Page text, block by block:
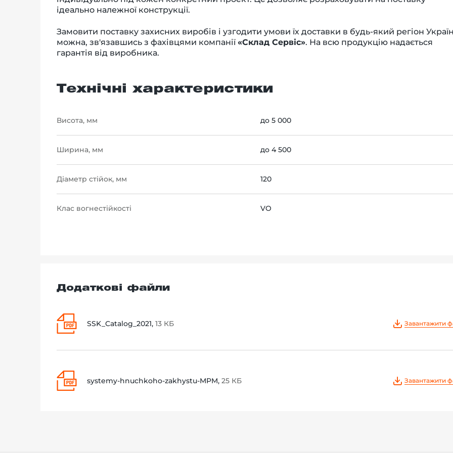
ідеально належної конструкції.
Замовити поставку захисних виробів і узгодити умови їх доставки в будь-який регіон
можна, зв'язавшись з фахівцями компанії «Склад Сервіс». На всю продукцію надається
гарантія від виробника.
Технічні характеристики
Висота, мм до 5 000
Ширина, мм до 4 500
Діаметр стійок, мм 120
Клас вогнестійкості VO
Додаткові файли
SSK_Catalog_2021, 13 КБ Завантажити
systemy-hnuchkoho-zakhystu-MPM, 25 КБ Завантажити